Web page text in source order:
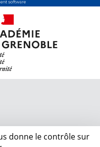
donne le contrôle sur